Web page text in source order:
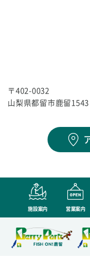
〒402-0032
山梨県都留市鹿留1543
施設案内 営業案内